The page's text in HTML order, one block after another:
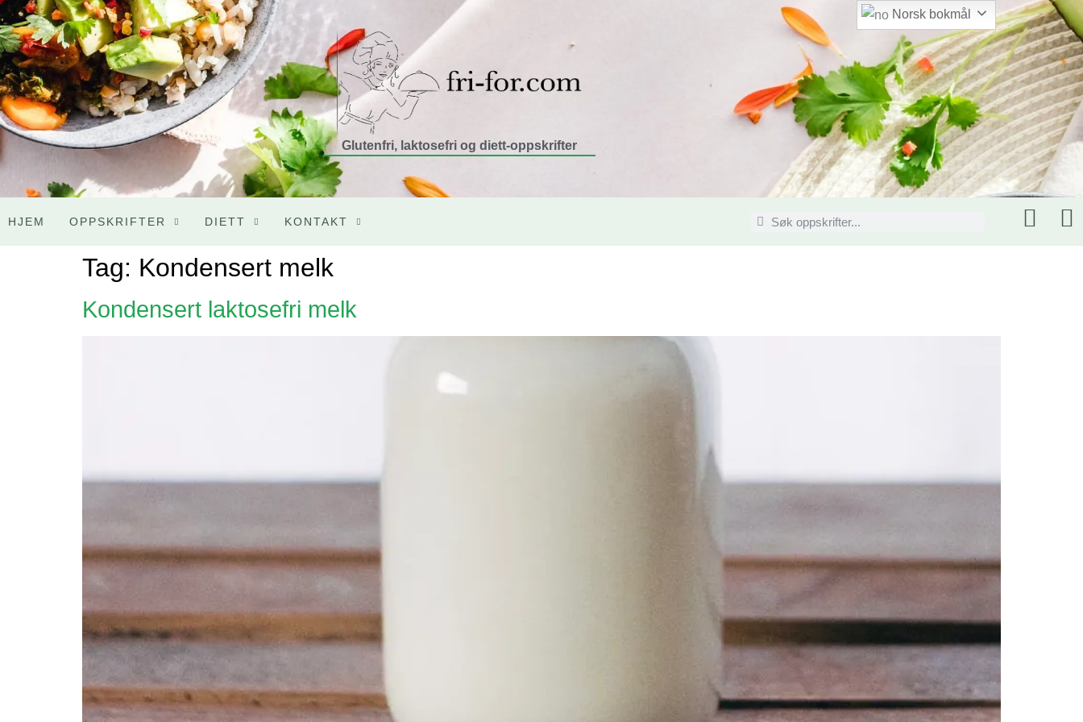
Glutenfri, laktosefri og diett-oppskrifter
HJEM OPPSKRIFTER DIETT KONTAKT
Tag: Kondensert melk
Kondensert laktosefri melk
Norsk bokmål